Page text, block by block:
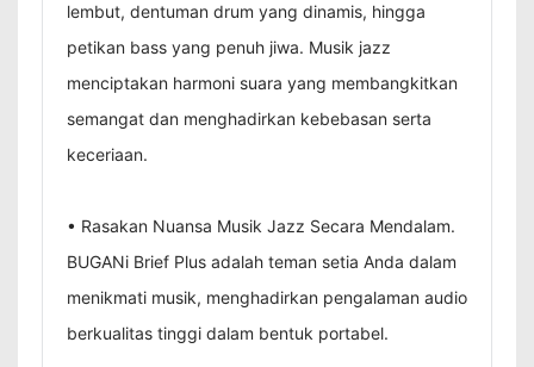
lembut, dentuman drum yang dinamis, hingga
petikan bass yang penuh jiwa. Musik jazz
menciptakan harmoni suara yang membangkitkan
semangat dan menghadirkan kebebasan serta
keceriaan.
• Rasakan Nuansa Musik Jazz Secara Mendalam.
BUGANi Brief Plus adalah teman setia Anda dalam
menikmati musik, menghadirkan pengalaman audio
berkualitas tinggi dalam bentuk portabel.